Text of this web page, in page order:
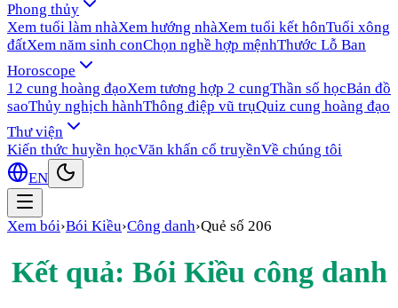
Phong thủy
Xem tuổi làm nhàXem hướng nhàXem tuổi kết hônTuổi xông
đấtXem năm sinh conChọn nghề hợp mệnhThước Lỗ Ban
Horoscope
12 cung hoàng đạoXem tương hợp 2 cungThần số họcBản đồ
saoThủy nghịch hànhThông điệp vũ trụQuiz cung hoàng đạo
Thư viện
Kiến thức huyền họcVăn khấn cổ truyềnVề chúng tôi
EN
Xem bói›Bói Kiều›Công danh›Quẻ số 206
Kết quả: Bói Kiều công danh